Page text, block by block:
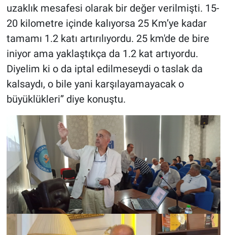
uzaklık mesafesi olarak bir değer verilmişti. 15-
20 kilometre içinde kalıyorsa 25 Km’ye kadar
tamamı 1.2 katı artırılıyordu. 25 km'de de bire
iniyor ama yaklaştıkça da 1.2 kat artıyordu.
Diyelim ki o da iptal edilmeseydi o taslak da
kalsaydı, o bile yani karşılayamayacak o
büyüklükleri” diye konuştu.